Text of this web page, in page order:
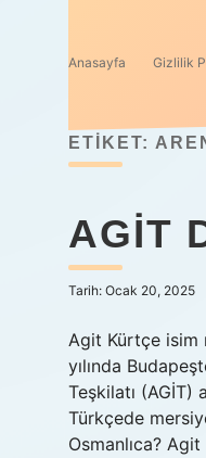
Anasayfa Gizlilik
ETIKET:
AGIT
Tarih: Ocak 20, 2025
Agit Kürtçe isim
yılında
Teşkilatı (AGİT)
Türkçede
Osmanlıca?